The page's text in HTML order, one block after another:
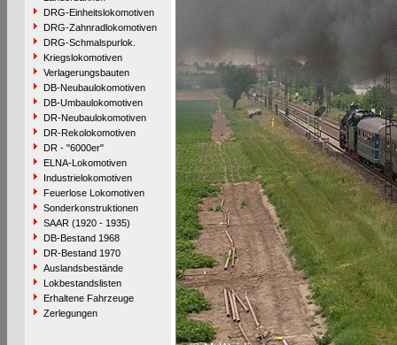
DRG-Einheitslokomotiven
DRG-Zahnradlokomotiven
DRG-Schmalspurlok.
Kriegslokomotiven
Verlagerungsbauten
DB-Neubaulokomotiven
DB-Umbaulokomotiven
DR-Neubaulokomotiven
DR-Rekolokomotiven
DR - "6000er"
ELNA-Lokomotiven
Industrielokomotiven
Feuerlose Lokomotiven
Sonderkonstruktionen
SAAR (1920 - 1935)
DB-Bestand 1968
DR-Bestand 1970
Auslandsbestände
Lokbestandslisten
Erhaltene Fahrzeuge
Zerlegungen